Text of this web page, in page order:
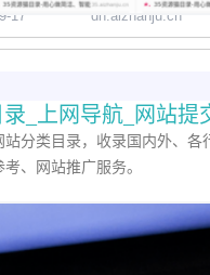
17 dh.aizhanju.cn
_上网导航_网站提
分类目录，收录国内外、各
、网站推广服务。